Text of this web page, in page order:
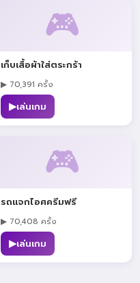
🎮
เก็บเสื้อผ้าใส่ตระกร้า
▶ 70,391 ครั้ง
▶เล่นเกม
🎮
รถแจกไอศครีมฟรี
▶ 70,408 ครั้ง
▶เล่นเกม